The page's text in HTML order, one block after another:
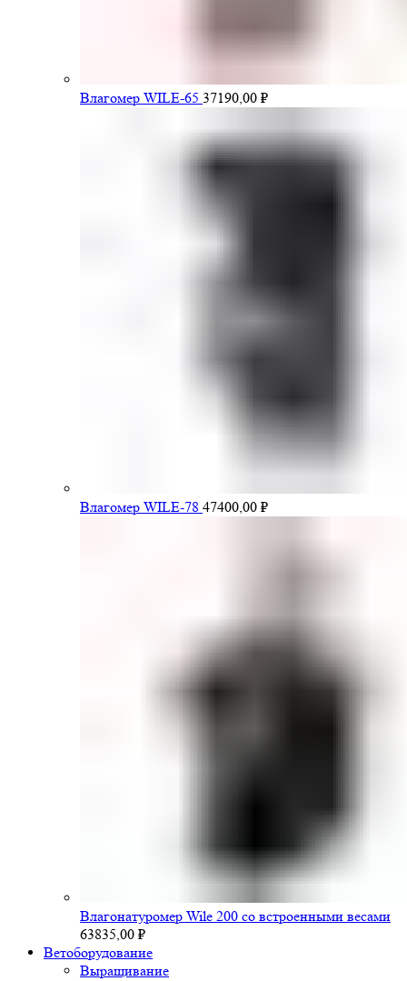
Влагомер WILE-65 37190,00 ₽
Влагомер WILE-78 47400,00 ₽
Влагонатуромер Wile 200 со встроенными весами
63835,00 ₽
Ветоборудование
Выращивание